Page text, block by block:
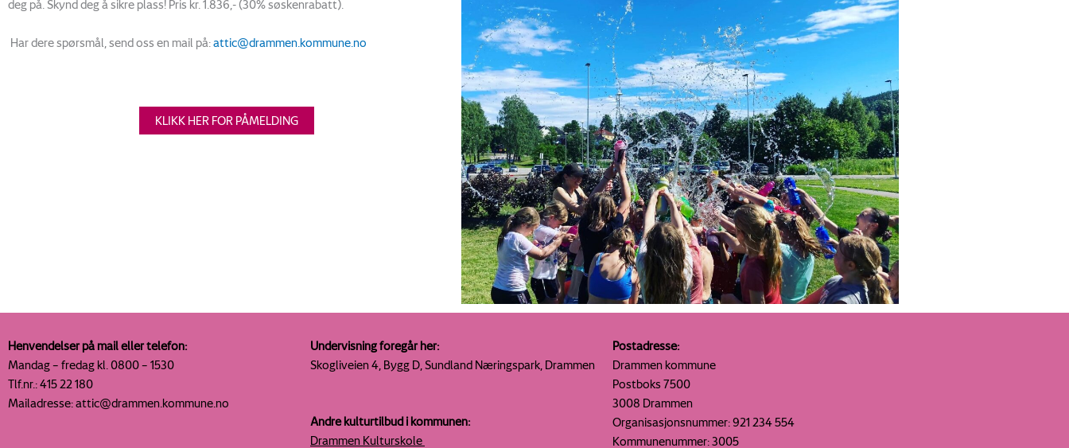
deg på. Skynd deg å sikre plass! Pris kr. 1.836,- (30%søskenrabatt).
Har dere spørsmål, send oss en mail på:attic@drammen.kommune.no
KLIKK HER FOR PÅMELDING
Henvendelser på mail eller telefon:
Mandag – fredag kl. 0800 – 1530
Tlf.nr.: 415 22 180
Mailadresse: attic@drammen.kommune.no
Undervisning foregår her:
Skogliveien 4, Bygg D, Sundland Næringspark, Drammen
Andre kulturtilbud i kommunen:
Drammen Kulturskole
Postadresse:
Drammen kommune
Postboks 7500
3008 Drammen
Organisasjonsnummer: 921 234 554
Kommunenummer: 3005